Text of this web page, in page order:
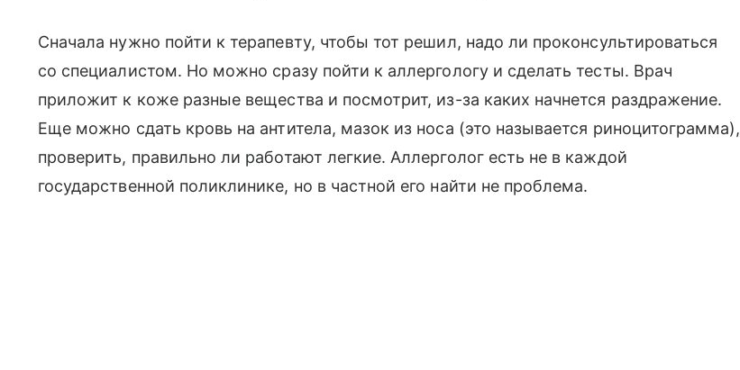
Сначала нужно пойти к терапевту, чтобы тот решил, надо ли проконсультироваться
со специалистом. Но можно сразу пойти к аллергологу и сделать тесты. Врач
приложит к коже разные вещества и посмотрит, из-за каких начнется раздражение.
Еще можно сдать кровь на антитела, мазок из носа (это называется риноцитограмма),
проверить, правильно ли работают легкие. Аллерголог есть не в каждой
государственной поликлинике, но в частной его найти не проблема.